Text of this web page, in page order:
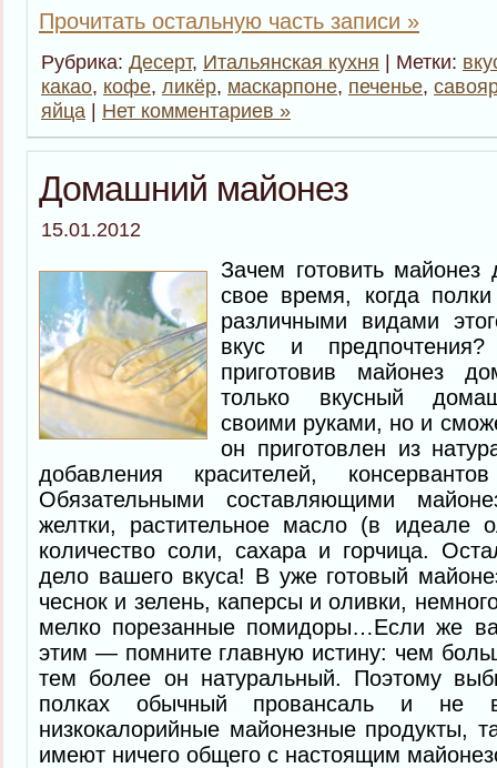
Прочитать остальную часть записи »
Рубрика: Десерт, Итальянская кухня | Метки:
какао, кофе, ликёр, маскарпоне, печенье,
яйца | Нет комментариев »
Домашний майонез
15.01.2012
Зачем готовить
свое время, когда
различными видами
вкус и
приготовив майонез
только вкусный
своими руками, но и
он приготовлен из
добавления красителей,
Обязательными составляющими
желтки, растительное масло (в идеале
количество соли, сахара и горчица.
дело вашего вкуса! В уже готовый
чеснок и зелень, каперсы и оливки,
мелко порезанные помидоры…Если же
этим — помните главную истину: чем
тем более он натуральный. Поэтому
полках обычный провансаль и не
низкокалорийные майонезные продукты,
имеют ничего общего с настоящим